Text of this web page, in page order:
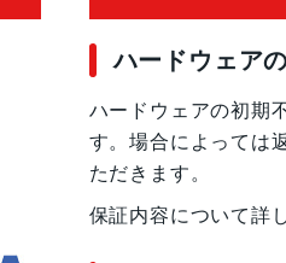
ハードウェア
ハードウェアの初期
す。場合によっては
ただきます。
保証内容について詳